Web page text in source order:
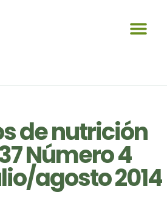
de nutrición
Número 4
agosto 2014